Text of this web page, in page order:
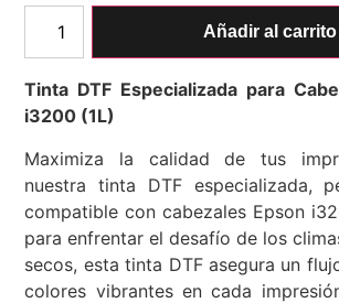
Añadir al carrito
Tinta DTF Especializada para
i3200 (1L)
Maximiza la calidad de tus
nuestra tinta DTF especializada,
compatible con cabezales Epson
para enfrentar el desafío de los
secos, esta tinta DTF asegura un
colores vibrantes en cada